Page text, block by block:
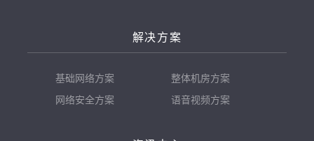
解决方案
基础网络方案
整体机房方案
网络安全方案
语音视频方案